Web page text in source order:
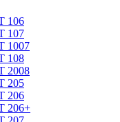
106
107
1007
108
2008
205
206
206+